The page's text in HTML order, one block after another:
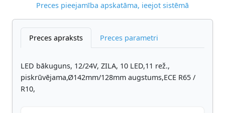
Preces pieejamība apskatāma, ieejot sistēmā
Preces apraksts Preces parametri
LED bākuguns, 12/24V, ZILA, 10 LED,11 rež.,
piskrūvējama,Ø142mm/128mm augstums,ECE R65 /
R10,